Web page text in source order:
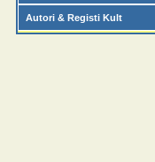
Autori & Registi Kult